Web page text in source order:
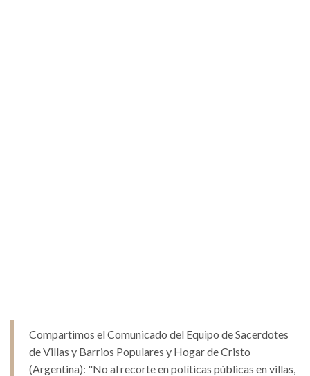
Compartimos el Comunicado del Equipo de Sacerdotes
de Villas y Barrios Populares y Hogar de Cristo
(Argentina): "No al recorte en políticas públicas en villas,